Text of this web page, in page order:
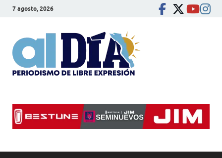
7 agosto, 2026